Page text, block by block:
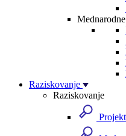
Raziskovanje
Raziskovanje